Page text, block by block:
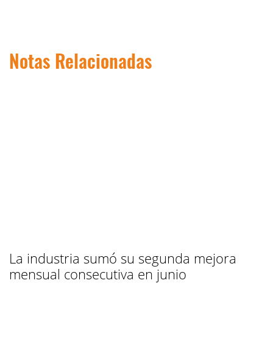
Notas Relacionadas
La industria sumó su segunda mejora
mensual consecutiva en junio